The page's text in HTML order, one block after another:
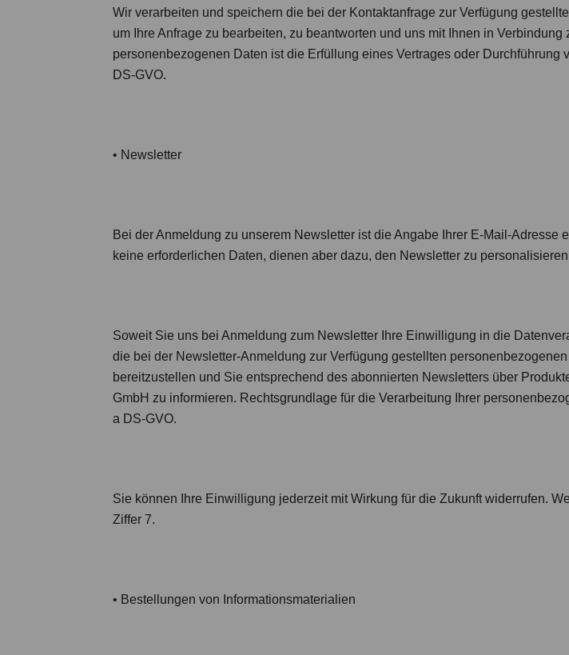
Wir verarbeiten und speichern die bei der Kontaktanfrage zur Verfügung
um Ihre Anfrage zu bearbeiten, zu beantworten und uns mit Ihnen in Verbindung
personenbezogenen Daten ist die Erfüllung eines Vertrages oder Durchführung
DS-GVO.
• Newsletter
Bei der Anmeldung zu unserem Newsletter ist die Angabe Ihrer E-Mail-Adresse
keine erforderlichen Daten, dienen aber dazu, den Newsletter zu
Soweit Sie uns bei Anmeldung zum Newsletter Ihre Einwilligung in die
die bei der Newsletter-Anmeldung zur Verfügung gestellten
bereitzustellen und Sie entsprechend des abonnierten Newsletters über
GmbH zu informieren. Rechtsgrundlage für die Verarbeitung Ihrer
a DS-GVO.
Sie können Ihre Einwilligung jederzeit mit Wirkung für die Zukunft widerrufen.
Ziffer 7.
• Bestellungen von Informationsmaterialien